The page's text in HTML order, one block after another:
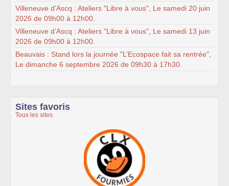
Villeneuve d’Ascq : Ateliers "Libre à vous", Le samedi 20 juin
2026 de 09h00 à 12h00.
Villeneuve d’Ascq : Ateliers "Libre à vous", Le samedi 13 juin
2026 de 09h00 à 12h00.
Beauvais : Stand lors la journée "L’Ecospace fait sa rentrée",
Le dimanche 6 septembre 2026 de 09h30 à 17h30.
Sites favoris
Tous les sites